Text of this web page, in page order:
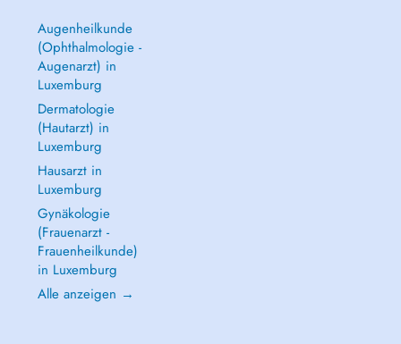
Augenheilkunde
(Ophthalmologie -
Augenarzt) in
Luxemburg
Dermatologie
(Hautarzt) in
Luxemburg
Hausarzt in
Luxemburg
Gynäkologie
(Frauenarzt -
Frauenheilkunde)
in Luxemburg
Alle anzeigen →